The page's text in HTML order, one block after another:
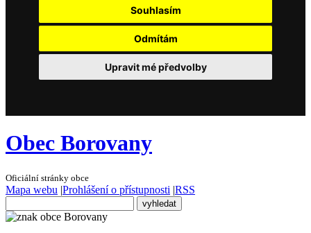
Souhlasím
Odmítám
Upravit mé předvolby
Obec Borovany
Oficiální stránky obce
Mapa webu |Prohlášení o přístupnosti |RSS